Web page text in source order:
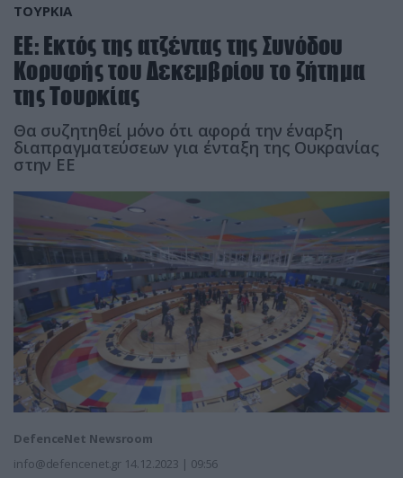
ΤΟΥΡΚΙΑ
ΕΕ: Εκτός της ατζέντας της Συνόδου
Κορυφής του Δεκεμβρίου το ζήτημα
της Τουρκίας
Θα συζητηθεί μόνο ότι αφορά την έναρξη
διαπραγματεύσεων για ένταξη της Ουκρανίας
στην ΕΕ
DefenceNet Newsroom
info@defencenet.gr 14.12.2023 | 09:56